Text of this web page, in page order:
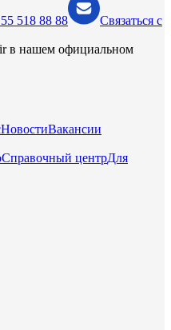
518 88 88
Связаться с
в нашем официальном
НовостиВакансии
Справочный центрДля